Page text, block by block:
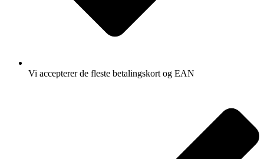
Vi accepterer de fleste betalingskort og EAN